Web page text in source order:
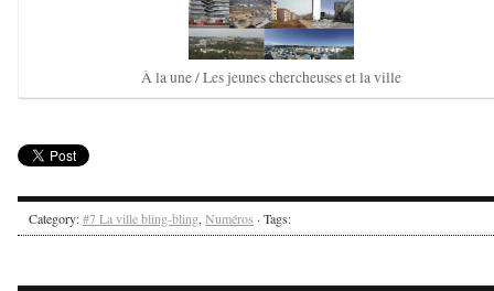
À la une / Les jeunes chercheuses et la ville
Category:#7 La ville bling-bling,Numéros · Tags: